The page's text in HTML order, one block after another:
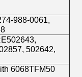
988-0061,
502642,
6068TFM50